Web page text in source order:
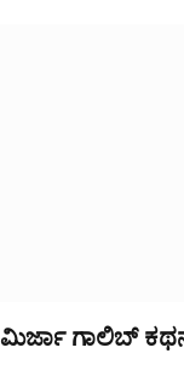
ಗಾಲಿಬ್ ಕಥನ